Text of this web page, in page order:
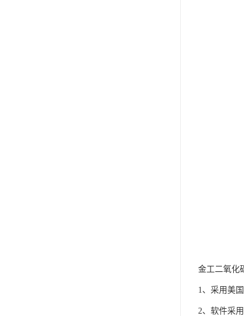
金工二氧化
1、采用美
2、软件采